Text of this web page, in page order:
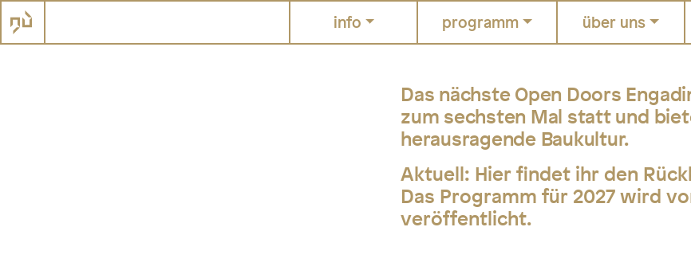
info programm über uns
Das nächste Open Doors
zum sechsten Mal statt und
herausragende Baukultur.
Aktuell: Hier findet ihr den
Das Programm für 2027 wird
veröffentlicht.